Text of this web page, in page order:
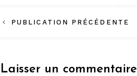
Navigation
de
l’article
PUBLICATION PRÉCÉDENTE
Laisser un commentaire